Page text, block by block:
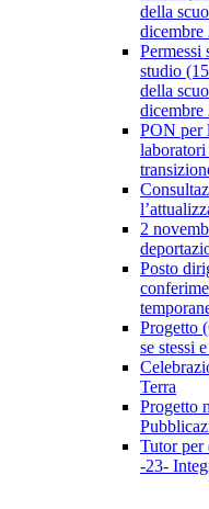
della
dicembre
studio
della
dicembre
PON per
laboratori
2
Posto
Progetto
se stessi
Terra
Progetto
Tutor per
-23-